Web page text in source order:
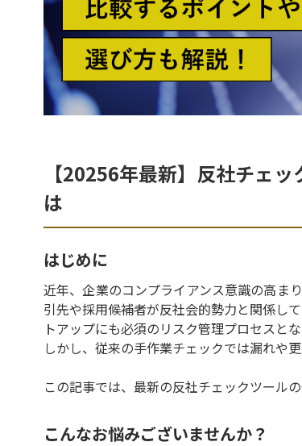
【20256年最新】反社チェ
は
はじめに
近年、企業のコンプライアンス意識の高ま
引先や採用候補者が反社会的勢力と関係し
トアップにも必須のリスク管理プロセスとな
しかし、従来の手作業チェックでは漏れや
この記事では、最新の反社チェックツール
こんなお悩みございませんか？